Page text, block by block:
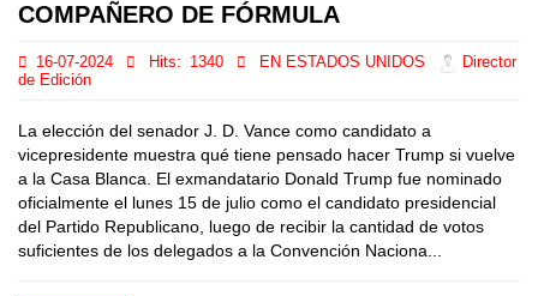
COMPAÑERO DE FÓRMULA
16-07-2024 Hits: 1340 EN ESTADOS UNIDOS
Director
de Edición
La elección del senador J. D. Vance como candidato a
vicepresidente muestra qué tiene pensado hacer Trump si vuelve
a la Casa Blanca. El exmandatario Donald Trump fue nominado
oficialmente el lunes 15 de julio como el candidato presidencial
del Partido Republicano, luego de recibir la cantidad de votos
suficientes de los delegados a la Convención Naciona...